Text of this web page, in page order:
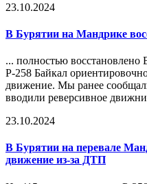
23.10.2024
В Бурятии на Мандрике
... полностью
Р-258 Байкал
движение. Мы ранее
вводили реверсивное
23.10.2024
В Бурятии на перевале
движение из-за ДТП